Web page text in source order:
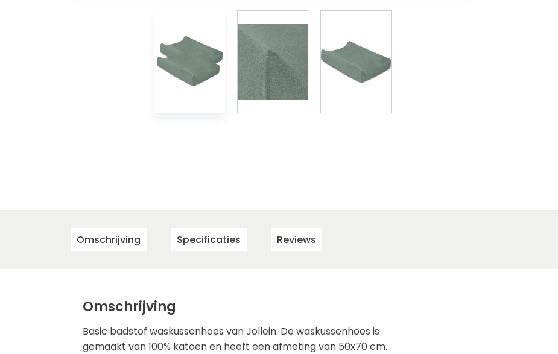
Omschrijving Specificaties Reviews
Omschrijving
Basic badstof waskussenhoes van Jollein. De waskussenhoes is
gemaakt van 100% katoen en heeft een afmeting van 50x70 cm.